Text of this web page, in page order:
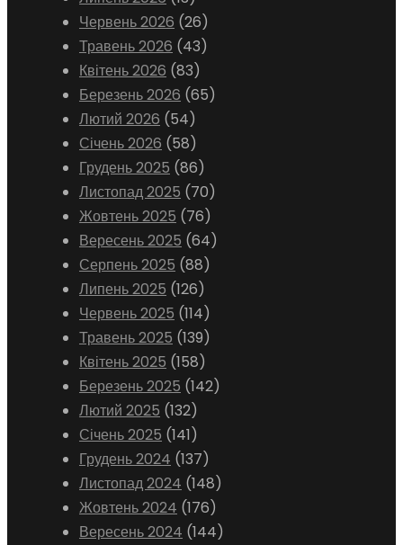
Червень 2026 (26)
Травень 2026 (43)
Квітень 2026 (83)
Березень 2026 (65)
Лютий 2026 (54)
Січень 2026 (58)
Грудень 2025 (86)
Листопад 2025 (70)
Жовтень 2025 (76)
Вересень 2025 (64)
Серпень 2025 (88)
Липень 2025 (126)
Червень 2025 (114)
Травень 2025 (139)
Квітень 2025 (158)
Березень 2025 (142)
Лютий 2025 (132)
Січень 2025 (141)
Грудень 2024 (137)
Листопад 2024 (148)
Жовтень 2024 (176)
Вересень 2024 (144)